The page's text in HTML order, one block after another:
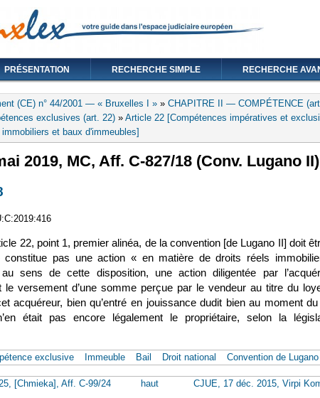
PRÉSENTATION RECHERCHE SIMPLE RECHERCHE
(CE) n° 44/2001 — « Bruxelles I » » CHAPITRE II — COMPÉTENCE
exclusives (art. 22) » Article 22 [Compétences impératives et
et baux d'immeubles]
2019, MC, Aff. C-827/18 (Conv. Lugano II)
22, point 1, premier alinéa, de la convention [de Lugano II] doit
pas une action « en matière de droits réels
au sens de cette disposition, une action diligentée par
le versement d’une somme perçue par le vendeur au titre du
acquéreur, bien qu’entré en jouissance dudit bien au moment
était pas encore légalement le propriétaire, selon la
exclusive Immeuble Bail Droit national Convention de Lugano
[Chmieka], Aff. C-99/24 haut
CJUE, 17 déc. 2015, Virpi